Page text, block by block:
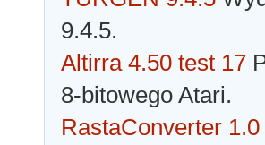
9.4.5.
Altirra 4.50 test 17
8-bitowego Atari.
RastaConverter